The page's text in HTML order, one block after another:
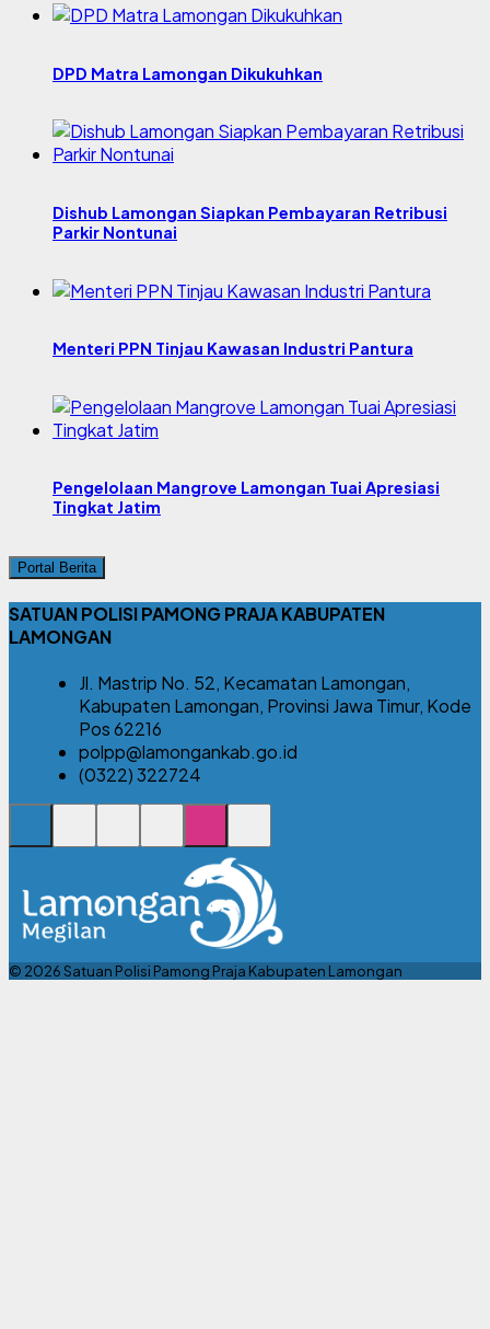
DPD Matra Lamongan Dikukuhkan
Dishub Lamongan Siapkan Pembayaran Retribusi
Parkir Nontunai
Menteri PPN Tinjau Kawasan Industri Pantura
Pengelolaan Mangrove Lamongan Tuai Apresiasi
Tingkat Jatim
Portal Berita
SATUAN POLISI PAMONG PRAJA KABUPATEN
LAMONGAN
Jl. Mastrip No. 52, Kecamatan Lamongan,
Kabupaten Lamongan, Provinsi Jawa Timur, Kode
Pos 62216
polpp@lamongankab.go.id
(0322) 322724
© 2026 Satuan Polisi Pamong Praja Kabupaten Lamongan